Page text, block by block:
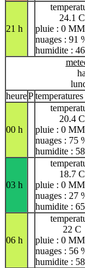
21 h
24.1 C
pluie : 0 MM
nuages : 91
humidite :
heureP
00 h
20.4 C
pluie : 0 MM
nuages : 75
humidite :
03 h
18.7 C
pluie : 0 MM
nuages : 27
humidite :
06 h
22 C
pluie : 0 MM
nuages : 56
humidite :